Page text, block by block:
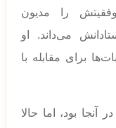
را مدیون
می‌داند. او
برای مقابله با
بود، اما حالا